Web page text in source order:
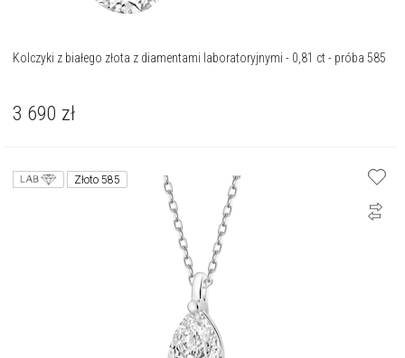
Kolczyki z białego złota z diamentami laboratoryjnymi - 0,81 ct - próba 585
3 690 zł
Złoto 585